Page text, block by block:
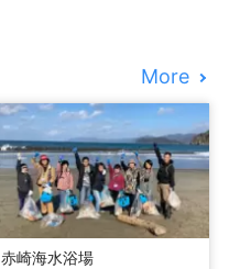
More
赤崎海水浴場